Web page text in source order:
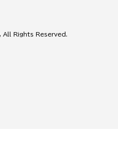
Rights Reserved.